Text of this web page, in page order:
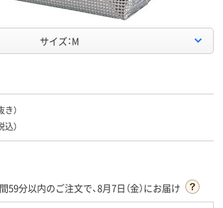
サイズ：M
き）
込）
59分以内のご注文で、8月7日（金）にお届け